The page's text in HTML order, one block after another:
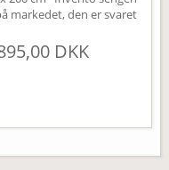
markedet, den er svaret
som standard uden
højskabe (øverst til
den er bl.a. udstyret
DKK